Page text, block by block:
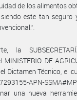
de los alimentos
siendo este tan
la
MINISTERIO DE
Dictamen Técnico, el
APN-
una nueva